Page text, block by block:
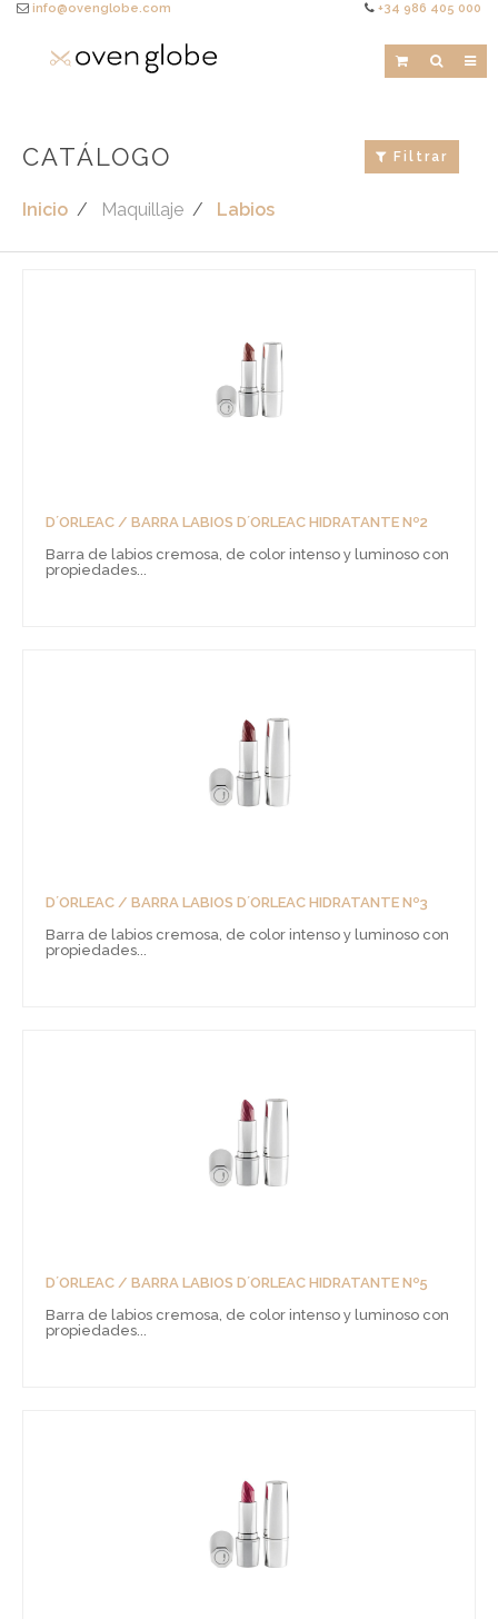
info@ovenglobe.com +34 986 405 000
CATÁLOGO Filtrar
Inicio Maquillaje Labios
D´ORLEAC / BARRA LABIOS D´ORLEAC HIDRATANTE Nº2
Barra de labios cremosa, de color intenso y luminoso con
propiedades...
D´ORLEAC / BARRA LABIOS D´ORLEAC HIDRATANTE Nº3
Barra de labios cremosa, de color intenso y luminoso con
propiedades...
D´ORLEAC / BARRA LABIOS D´ORLEAC HIDRATANTE Nº5
Barra de labios cremosa, de color intenso y luminoso con
propiedades...